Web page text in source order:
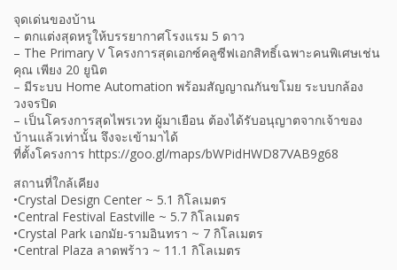
จุดเด่นของบ้าน
– ตกแต่งสุดหรูให้บรรยากาศโรงแรม 5 ดาว
– The Primary V โครงการสุดเอกซ์คลูซีฟเอกสิทธิ์เฉพาะคนพิเศษเช่น
คุณ เพียง 20 ยูนิต
– มีระบบ Home Automation พร้อมสัญญาณกันขโมย ระบบกล้อง
วงจรปิด
– เป็นโครงการสุดไพรเวท ผู้มาเยือน ต้องได้รับอนุญาตจากเจ้าของ
บ้านแล้วเท่านั้น จึงจะเข้ามาได้
ที่ตั้งโครงการ https://goo.gl/maps/bWPidHWD87VAB9g68
สถานที่ใกล้เคียง
•Crystal Design Center ~ 5.1 กิโลเมตร
•Central Festival Eastville ~ 5.7 กิโลเมตร
•Crystal Park เอกมัย-รามอินทรา ~ 7 กิโลเมตร
•Central Plaza ลาดพร้าว ~ 11.1 กิโลเมตร